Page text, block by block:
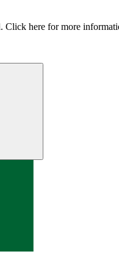
Click here for more